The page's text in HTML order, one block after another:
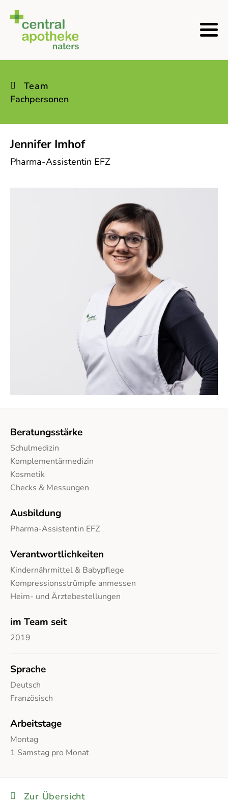
Team
Fachpersonen
Jennifer Imhof
Pharma-Assistentin EFZ
Beratungsstärke
Schulmedizin
Komplementärmedizin
Kosmetik
Checks & Messungen
Ausbildung
Pharma-Assistentin EFZ
Verantwortlichkeiten
Kindernährmittel & Babypflege
Kompressionsstrümpfe anmessen
Heim- und Ärztebestellungen
im Team seit
2019
Sprache
Deutsch
Französisch
Arbeitstage
Montag
1 Samstag pro Monat
Zur Übersicht